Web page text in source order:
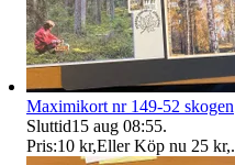
Maximikort nr 149-52 skogen
Sluttid15 aug 08:55.
Pris:10 kr,Eller Köp nu 25 kr,.